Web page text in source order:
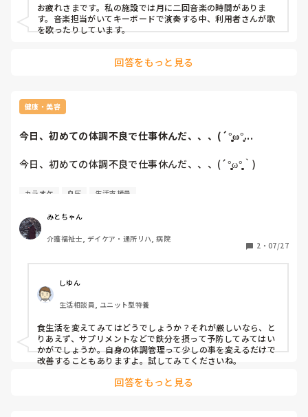
お疲れさまです。私の施設では月に二回音楽の時間がありま
す。音楽担当がいてキーボードで演奏する中、利用者さんが歌
を歌ったりしています。
回答をもっと見る
健康・美容
今日、初めての体調不良で仕事休んだ、、、(´°̥̥̥̥̥̥̥̥ω°̥̥...
今日、初めての体調不良で仕事休んだ、、、(´°̥̥̥̥̥̥̥̥ω°̥̥̥̥̥̥̥̥｀)
朝起きた瞬間から目眩と動悸がひどく、血圧がなかなか戻っ
体温は、36.8℃（普段から36.5℃以上、夏場の平均は
37.0℃前後）で、血圧は一回目が75 /48、2回目（30分）が
、、、低すぎん？(´・ω:;.:...
電話して、行く支度をしました。
以前の病院では地域の内科（循環器内科もある診療所）さん
で、低血圧と貧血の可能性が高いと、言われました。一過性
で数値が悪い場合は、生理食塩水と昇圧剤の入った薬を混ぜ
たものを点滴で打ったり、打っても低い数値とめまいが続き
カラオケ 血圧 生活支援員
みとちゃん
介護福祉士, デイケア・通所リハ, 病院
2 ・ 07/27
しゆん
生活相談員, ユニット型特養
食生活を変えてみてはどうでしょうか？それが厳しいなら、と
りあえず、サプリメントなどで鉄分を摂って予防してみてはい
かがでしょうか。自身の体調管理って少しの事を変えるだけで
改善することもありますよ。試してみてくださいね。
回答をもっと見る